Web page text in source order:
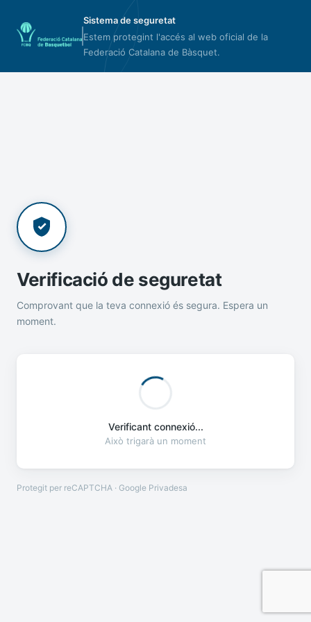
Sistema de seguretat
Estem protegint l'accés al web oficial de la
Federació Catalana de Bàsquet.
Verificació de seguretat
Comprovant que la teva connexió és segura. Espera un
moment.
Verificant connexió...
Això trigarà un moment
Protegit per reCAPTCHA · Google Privadesa